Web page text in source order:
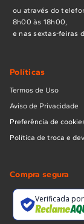
ou através do
8h00 às 18h00,
e nas sextas-feiras
Políticas
Termos de Uso
Aviso de Privacidade
Preferência de
Política de troca e
Compra segura
Verificada por